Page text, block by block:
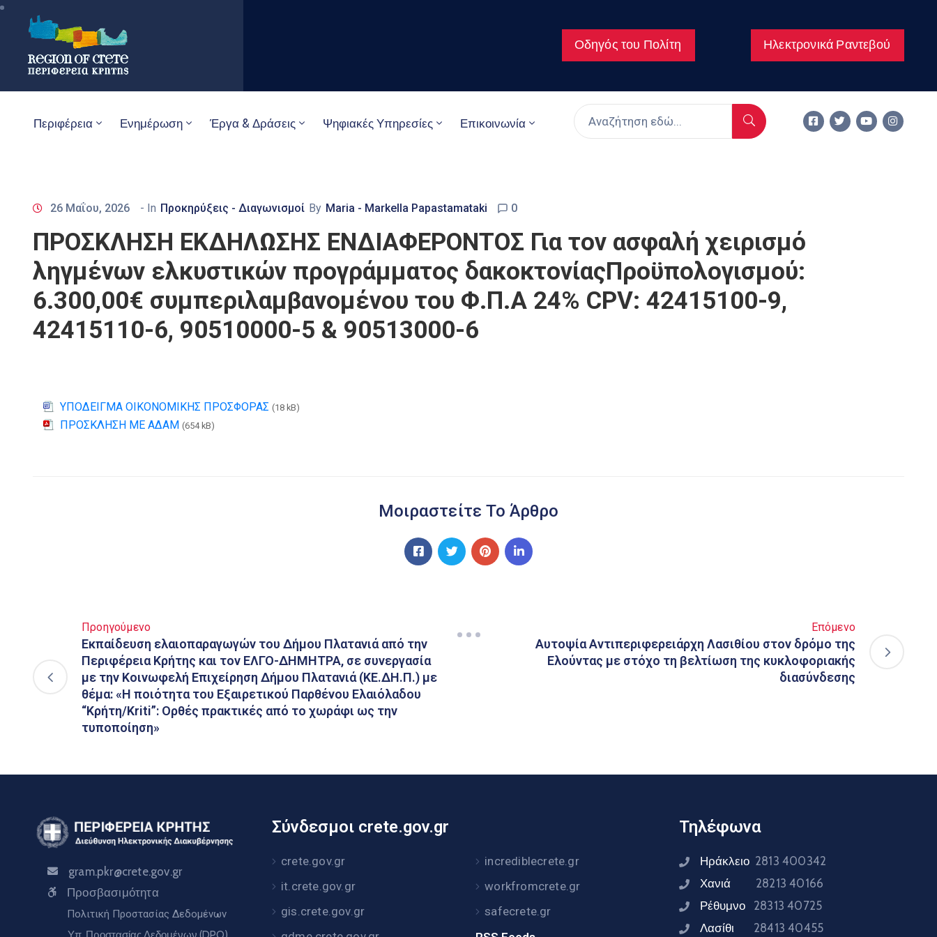
Οδηγός του Πολίτη Ηλεκτρονικά Ραντεβού
Περιφέρεια Ενημέρωση Έργα & Δράσεις Ψηφιακές Υπηρεσίες Επικοινωνία
26 Μαΐου, 2026 - In Προκηρύξεις - Διαγωνισμοί By Maria - Markella Papastamataki 0
ΠΡΟΣΚΛΗΣΗ ΕΚΔΗΛΩΣΗΣ ΕΝΔΙΑΦΕΡΟΝΤΟΣ Για τον ασφαλή χειρισμό
ληγμένων ελκυστικών προγράμματος δακοκτονίαςΠροϋπολογισμού:
6.300,00€ συμπεριλαμβανομένου του Φ.Π.Α 24% CPV: 42415100-9,
42415110-6, 90510000-5 & 90513000-6
ΥΠΟΔΕΙΓΜΑ ΟΙΚΟΝΟΜΙΚΗΣ ΠΡΟΣΦΟΡΑΣ (18 kB)
ΠΡΟΣΚΛΗΣΗ ΜΕ ΑΔΑΜ (654 kB)
Μοιραστείτε Το Άρθρο
Προηγούμενο
Εκπαίδευση ελαιοπαραγωγών του Δήμου Πλατανιά από την
Περιφέρεια Κρήτης και τον ΕΛΓΟ-ΔΗΜΗΤΡΑ, σε συνεργασία
με την Κοινωφελή Επιχείρηση Δήμου Πλατανιά (ΚΕ.ΔΗ.Π.) με
θέμα: «Η ποιότητα του Εξαιρετικού Παρθένου Ελαιόλαδου
“Κρήτη/Kriti”: Ορθές πρακτικές από το χωράφι ως την
τυποποίηση»
Επόμενο
Αυτοψία Αντιπεριφερειάρχη Λασιθίου στον δρόμο της
Ελούντας με στόχο τη βελτίωση της κυκλοφοριακής
διασύνδεσης
gram.pkr@crete.gov.gr
Προσβασιμότητα
Πολιτική Προστασίας Δεδομένων
Σύνδεσμοι crete.gov.gr
crete.gov.gr
it.crete.gov.gr
gis.crete.gov.gr
incrediblecrete.gr
workfromcrete.gr
safecrete.gr
Τηλέφωνα
Ηράκλειο 2813 400342
Χανιά 28213 40166
Ρέθυμνο 28313 40725
Λασίθι 28413 40455